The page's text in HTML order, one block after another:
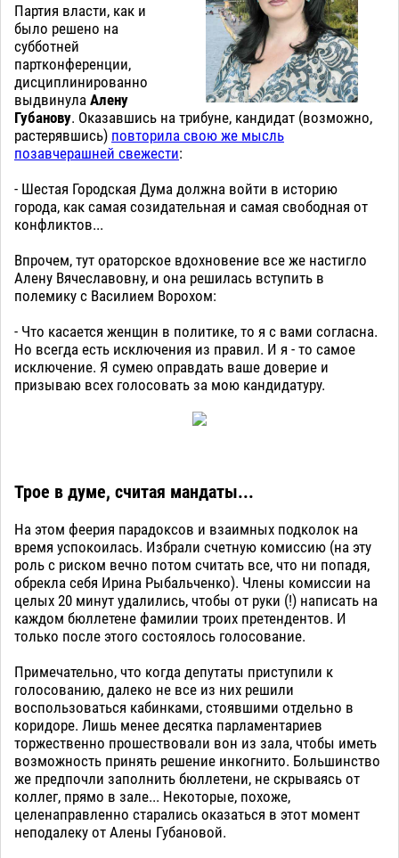
Партия власти, как и
было решено на
субботней
партконференции,
дисциплинированно
выдвинула Алену
Губанову. Оказавшись на трибуне, кандидат (возможно,
растерявшись) повторила свою же мысль
позавчерашней свежести:
- Шестая Городская Дума должна войти в историю
города, как самая созидательная и самая свободная от
конфликтов...
Впрочем, тут ораторское вдохновение все же настигло
Алену Вячеславовну, и она решилась вступить в
полемику с Василием Ворохом:
- Что касается женщин в политике, то я с вами согласна.
Но всегда есть исключения из правил. И я - то самое
исключение. Я сумею оправдать ваше доверие и
призываю всех голосовать за мою кандидатуру.
Трое в думе, считая мандаты...
На этом феерия парадоксов и взаимных подколок на
время успокоилась. Избрали счетную комиссию (на эту
роль с риском вечно потом считать все, что ни попадя,
обрекла себя Ирина Рыбальченко). Члены комиссии на
целых 20 минут удалились, чтобы от руки (!) написать на
каждом бюллетене фамилии троих претендентов. И
только после этого состоялось голосование.
Примечательно, что когда депутаты приступили к
голосованию, далеко не все из них решили
воспользоваться кабинками, стоявшими отдельно в
коридоре. Лишь менее десятка парламентариев
торжественно прошествовали вон из зала, чтобы иметь
возможность принять решение инкогнито. Большинство
же предпочли заполнить бюллетени, не скрываясь от
коллег, прямо в зале... Некоторые, похоже,
целенаправленно старались оказаться в этот момент
неподалеку от Алены Губановой.